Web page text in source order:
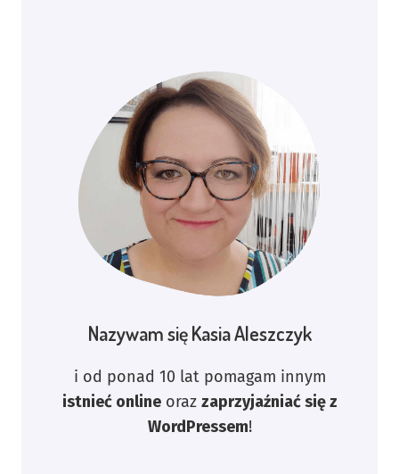
Nazywam się Kasia Aleszczyk
i od ponad 10 lat pomagam innym
istnieć onlineoraz zaprzyjaźniać się z
WordPressem!